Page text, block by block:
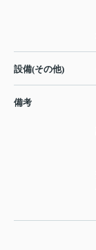
設備(その他)
備考